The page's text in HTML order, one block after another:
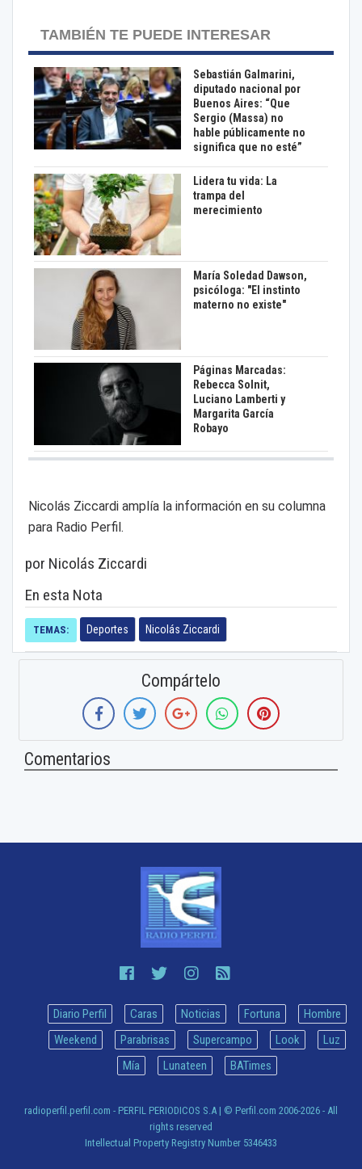
TAMBIÉN TE PUEDE INTERESAR
Sebastián Galmarini,
diputado nacional por
Buenos Aires: “Que
Sergio (Massa) no
hable públicamente no
significa que no esté”
Lidera tu vida: La
trampa del
merecimiento
María Soledad Dawson,
psicóloga: "El instinto
materno no existe"
Páginas Marcadas:
Rebecca Solnit,
Luciano Lamberti y
Margarita García
Robayo
Nicolás Ziccardi amplía la información en su columna
para Radio Perfil.
por Nicolás Ziccardi
En esta Nota
TEMAS: Deportes Nicolás Ziccardi
Compártelo
Comentarios
Diario Perfil Caras Noticias Fortuna
Hombre
Weekend
Parabrisas Supercampo Look
Luz
Mía
Lunateen BATimes
radioperfil.perfil.com - PERFIL PERIODICOS S.A | © Perfil.com 2006-2026 - All
rights reserved
Intellectual Property Registry Number 5346433